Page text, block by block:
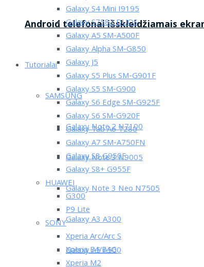
Android telefonai išskleidžiamais
Tutorialai
SAMSUNG
Galaxy Note 2 N7100
Galaxy Note 3 N9005
Galaxy Note 3 Neo N7505
Galaxy A3 A300
Galaxy A5 A500
Galaxy S4 Mini I9195
Galaxy S7582 DUOS
Galaxy A5 SM-A500F
Galaxy Alpha SM-G850
Galaxy J5
Galaxy S5 Plus SM-G901F
Galaxy S5 SM-G900
Galaxy S6 Edge SM-G925F
Galaxy S6 SM-G920F
Galaxy Tab A6 T280
Galaxy A7 SM-A750FN
Galaxy S8 G950F
Galaxy S8+ G955F
HUAWEI
G300
P9 Lite
SONY
Xperia Arc/Arc S
Xperia E4/E4G
Xperia M2